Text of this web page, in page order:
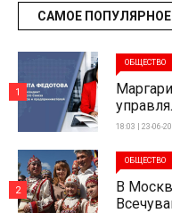
САМОЕ ПОПУЛЯРНОЕ
ОБЩЕСТВО
18:03 | 23-06-
1
ОБЩЕСТВО
В
2